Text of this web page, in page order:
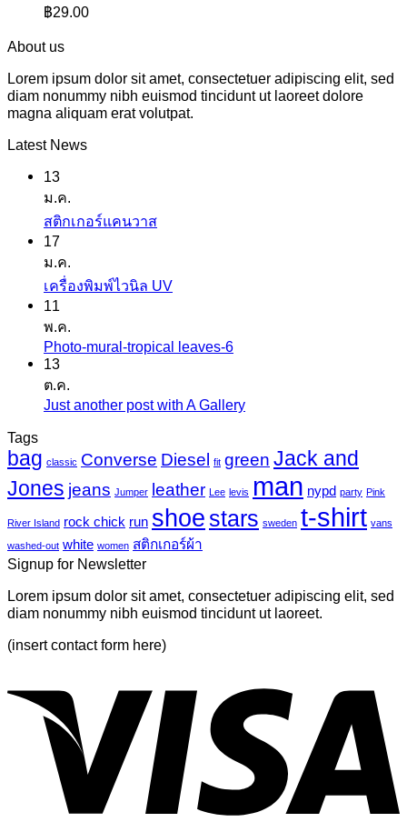
฿29.00
About us
Lorem ipsum dolor sit amet, consectetuer adipiscing elit, sed
diam nonummy nibh euismod tincidunt ut laoreet dolore
magna aliquam erat volutpat.
Latest News
13
ม.ค.
สติกเกอร์แคนวาสไม่มี
บน
นวาส
17
ม.ค.
เครื่องพิมพ์ไวนิล UVไม่มี
บน
ไว
11
พ.ค.
Photo-mural-tropical leaves-6ไม่มี
mural-
tropical
leaves-
13
ต.ค.
Just another post with A Galleryไม่มี
เห็น
บน
Just
another
post
Tags
bag classic Converse Diesel fit green Jack and
Jones jeans Jumper leather Lee levis man nypd party Pink
River Island rock chick run shoe stars sweden t-shirt vans
washed-out white women สติกเกอร์ผ้า
Signup for Newsletter
Lorem ipsum dolor sit amet, consectetuer adipiscing elit, sed
diam nonummy nibh euismod tincidunt ut laoreet.
(insert contact form here)